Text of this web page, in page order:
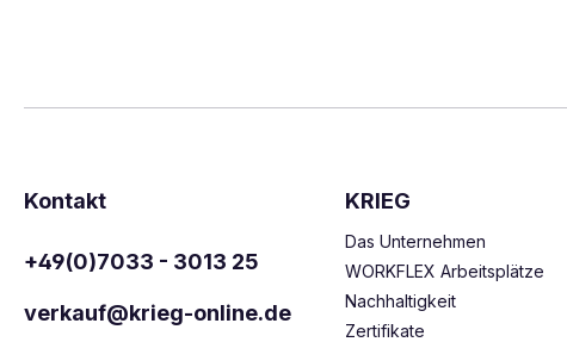
Kontakt
+49(0)7033 - 3013 25
verkauf@krieg-online.de
KRIEG
Das Unternehmen
WORKFLEX Arbeitsplätze
Nachhaltigkeit
Zertifikate